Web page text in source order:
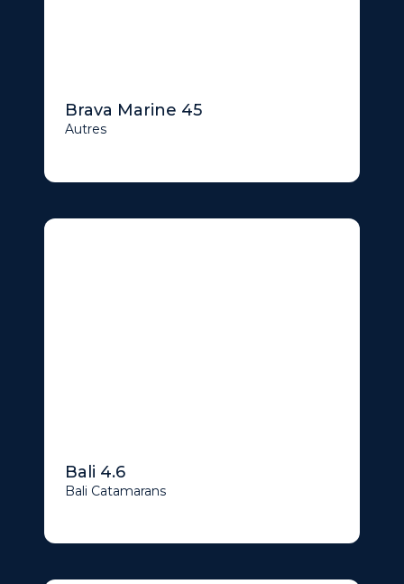
Brava Marine 45
Autres
Bali 4.6
Bali Catamarans